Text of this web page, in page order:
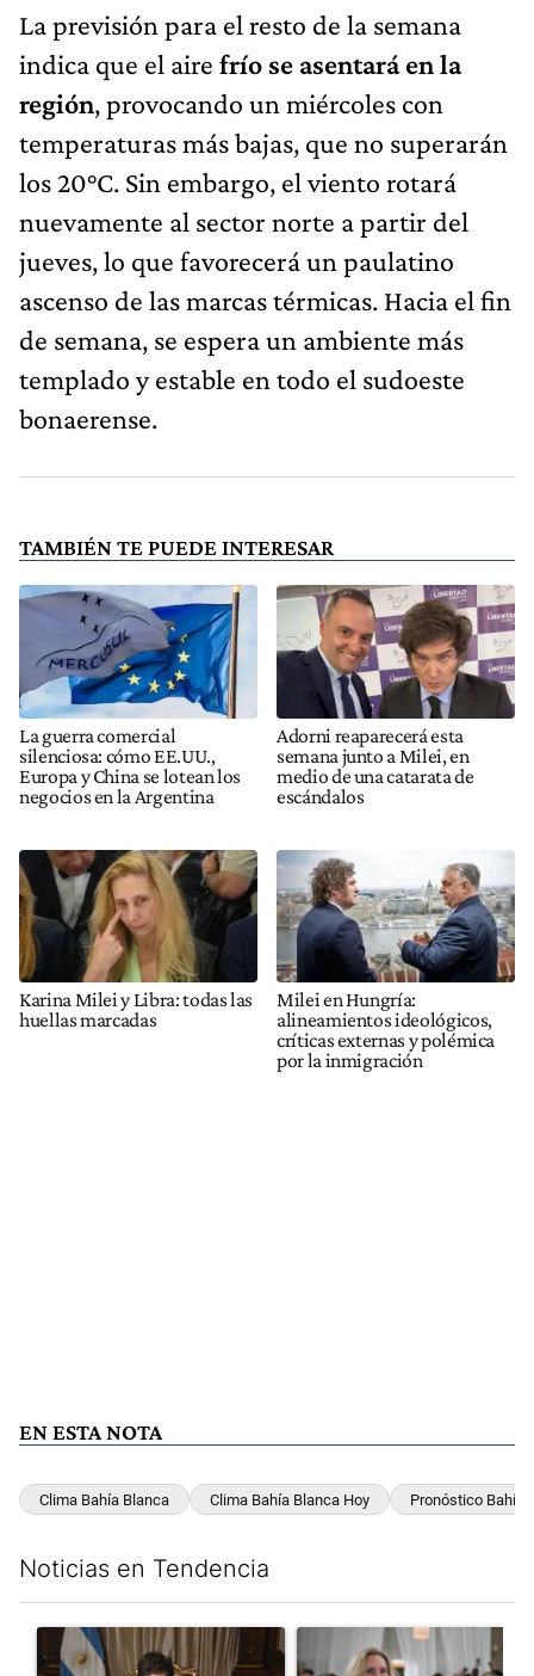
La previsión para el resto de la semana
indica que el aire frío se asentará en la
región, provocando un miércoles con
temperaturas más bajas, que no superarán
los 20°C. Sin embargo, el viento rotará
nuevamente al sector norte a partir del
jueves, lo que favorecerá un paulatino
ascenso de las marcas térmicas. Hacia el fin
de semana, se espera un ambiente más
templado y estable en todo el sudoeste
bonaerense.
TAMBIÉN TE PUEDE INTERESAR
La guerra comercial
silenciosa: cómo EE.UU.,
Europa y China se lotean los
negocios en la Argentina
Adorni reaparecerá esta
semana junto a Milei, en
medio de una catarata de
escándalos
Karina Milei y Libra: todas las
huellas marcadas
Milei en Hungría:
alineamientos ideológicos,
críticas externas y polémica
por la inmigración
EN ESTA NOTA
Clima Bahía Blanca Clima Bahía Blanca Hoy Pronóstico Bahía
Noticias en Tendencia
Un artículo de tendencia con el título "Milei, listo para 'atajar'
Un artículo de tendencia